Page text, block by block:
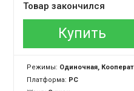
Товар закончился
Купить
Режимы: Одиночная, Кооператив,
Платформа: PC